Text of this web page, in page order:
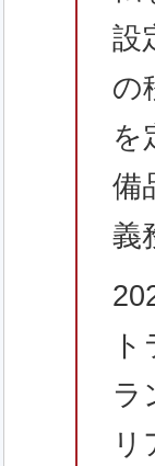
設
の
を
備
義
ラ